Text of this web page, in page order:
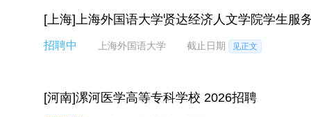
[上海]上海外国语大学贤达经济人文学院学生服
招聘中 上海外国语大学 截止日期 见正文
[河南]漯河医学高等专科学校 2026招聘